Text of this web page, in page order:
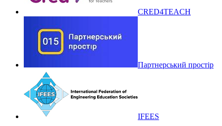
CRED4TEACH
Партнерський простір
IFEES